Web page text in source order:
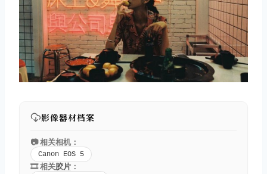
影像器材档案
📷 相关相机：
Canon EOS 5
🎞️ 相关胶片 ：